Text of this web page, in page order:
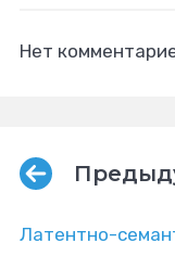
Нет
Латентно-